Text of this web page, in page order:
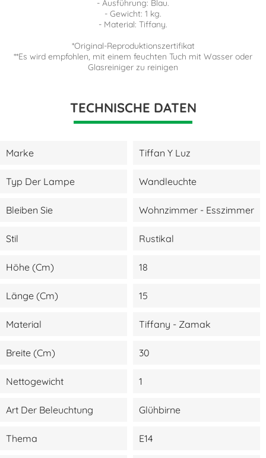
- Ausführung: Blau.
- Gewicht: 1 kg.
- Material: Tiffany.
*Original-Reproduktionszertifikat
**Es wird empfohlen, mit einem feuchten Tuch mit Wasser oder
Glasreiniger zu reinigen
TECHNISCHE DATEN
Marke Tiffan Y Luz
Typ Der Lampe Wandleuchte
Bleiben Sie Wohnzimmer - Esszimmer
Stil Rustikal
Höhe (cm) 18
Länge (cm) 15
Material Tiffany - Zamak
Breite (cm) 30
Nettogewicht 1
Art Der Beleuchtung Glühbirne
Thema E14